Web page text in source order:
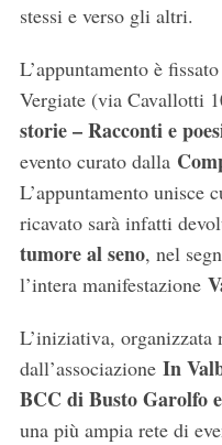
stessi e verso gli altri.
L’appuntamento è
Vergiate (via Cavallotti
storie – Racconti e
evento curato dalla
L’appuntamento unisce
ricavato sarà infatti
tumore al seno, nel
l’intera manifestazione
L’iniziativa, organizzata
dall’associazione In
BCC di Busto Garolfo
una più ampia rete di